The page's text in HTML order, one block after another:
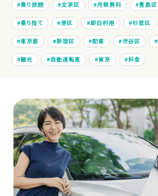
乗り放題 文京区 月額無料 豊島区
乗り捨て 港区 即日利用 杉並区
東京都 新宿区 配車 渋谷区
観光 自動運転車 東京 料金